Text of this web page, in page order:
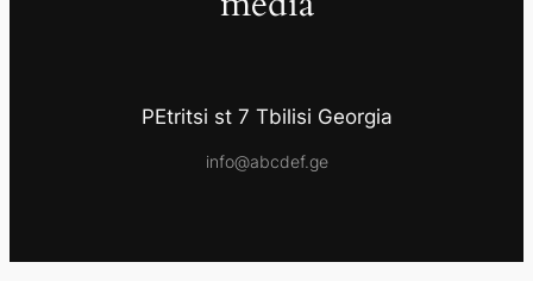
PEtritsi st 7 Tbilisi Georgia
info@abcdef.ge